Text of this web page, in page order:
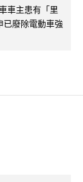
車主患有「里
廢除電動車強